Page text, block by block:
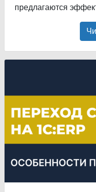
предлагаются